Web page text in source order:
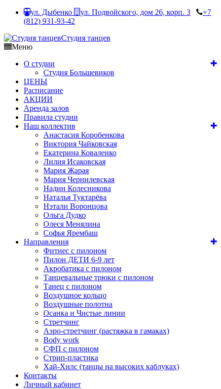
ул. Дыбенко ул. Подвойского, дом 26, корп. 3
+7
(812) 931-93-42
Студия танцев
Меню
О студии
Студия Большевиков
ЦЕНЫ
Расписание
АКЦИИ
Аренда залов
Правила студии
Наш коллектив
Анастасия Коробенкова
Виктория Чайковская
Екатерина Коваленко
Лилия Исаковская
Мария Жарая
Мария Чернилевская
Надин Колесникова
Наталья Туктарёва
Нэтали Воронцова
Ольга Дудко
Олеся Менялина
Софья Ярембаш
Направления
Фитнес с пилоном
Пилон ДЕТИ 6-9 лет
Акробатика с пилоном
Танцевальные трюки с пилоном
Танец с пилоном
Воздушное кольцо
Воздушные полотна
Осанка и Чистые линии
Стретчинг
Аэро-стретчинг (растяжка в гамаках)
Body work
СФП с пилоном
Стрип-пластика
Хай-Хилс (танцы на высоких каблуках)
Контакты
Личный кабинет